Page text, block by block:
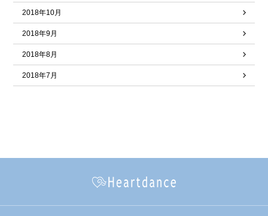
2018年10月
2018年9月
2018年8月
2018年7月